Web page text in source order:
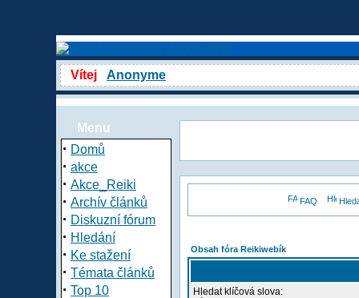
Vítej Anonyme
Menu
· Domů
· akce
· Akce_Reiki
· Archív článků
· Diskuzní fórum
· Hledání
· Ke stažení
· Témata článků
· Top 10
FAQ
Obsah fóra Reikiwebík
Hledat klíčová slova: